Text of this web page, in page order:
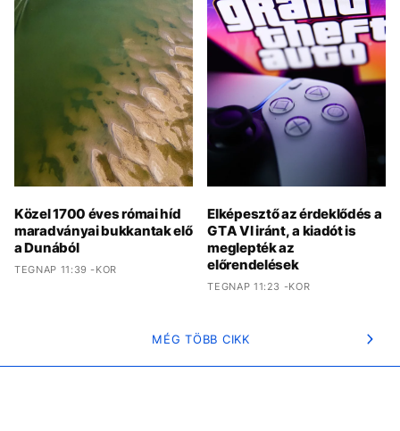
Közel 1700 éves római híd
maradványai bukkantak elő
a Dunából
TEGNAP 11:39 -KOR
Elképesztő az érdeklődés a
GTA VI iránt, a kiadót is
meglepték az
előrendelések
TEGNAP 11:23 -KOR
MÉG TÖBB CIKK